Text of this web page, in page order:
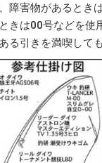
障害物があるとき
きは00号などを使
る引きを満喫して